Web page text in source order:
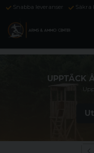
Snabba leveranser Säkra
UPPTÄCK